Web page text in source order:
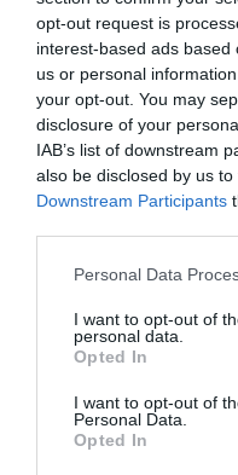
opt-out request is
interest-based ads
us or personal
your opt-out. You may
disclosure of your
IAB’s list of downstream
also be disclosed by us
Downstream Participants
Personal Data
I want to opt-out of
personal data.
Opted In
I want to opt-out of
Personal Data.
Opted In